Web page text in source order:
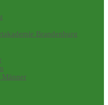
Brandenburg
Männer